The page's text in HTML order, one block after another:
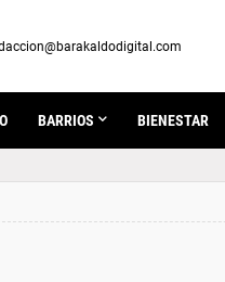
BARRIOS BIENESTAR